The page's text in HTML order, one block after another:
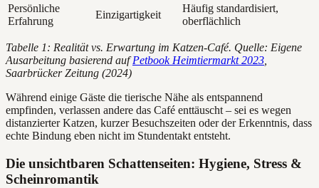
Persönliche
Erfahrung
Einzigartigkeit
Häufig standardisiert,
oberflächlich
Tabelle 1: Realität vs. Erwartung im Katzen-Café. Quelle: Eigene
Ausarbeitung basierend aufPetbook Heimtiermarkt 2023
Saarbrücker Zeitung (2024)
Während einige Gäste die tierische Nähe als entspannend
empfinden, verlassen andere das Café enttäuscht – sei es wegen
distanzierter Katzen, kurzer Besuchszeiten oder der Erkenntnis, dass
echte Bindung eben nicht im Stundentakt entsteht.
Die unsichtbaren Schattenseiten: Hygiene, Stress &
Scheinromantik